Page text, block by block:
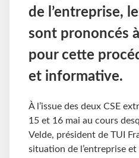
de l’entreprise,
sont prononcés
pour cette
et informative.
À l’issue des deux CSE
15 et 16 mai au cours
Velde, président de TUI
situation de l’entreprise